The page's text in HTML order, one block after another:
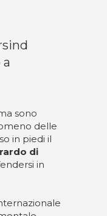
sono
delle
in piedi il
di
in